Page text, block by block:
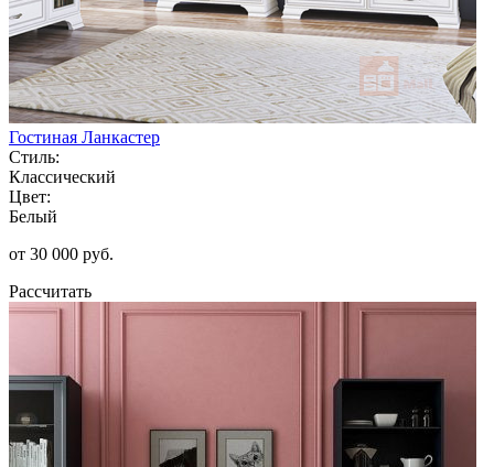
Гостиная Ланкастер
Стиль:
Классический
Цвет:
Белый
от 30 000 руб.
Рассчитать